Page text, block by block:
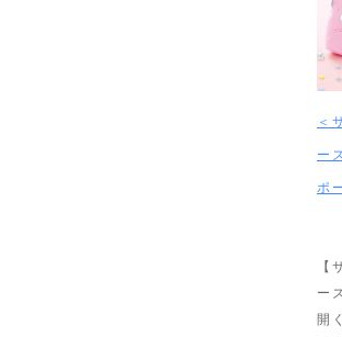
＜
ー
ポ
【
ー
開